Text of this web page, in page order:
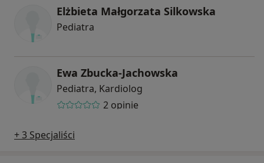
Elżbieta Małgorzata Silkowska
Pediatra
Ewa Zbucka-Jachowska
Pediatra, Kardiolog
2 opinie
+ 3 Specjaliści